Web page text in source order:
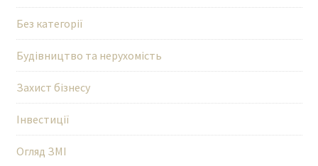
Без категорії
Будівництво та нерухомість
Захист бізнесу
Інвестиції
Огляд ЗМІ